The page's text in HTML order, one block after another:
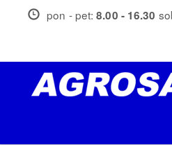
pon - pet:8.00 - 16.30